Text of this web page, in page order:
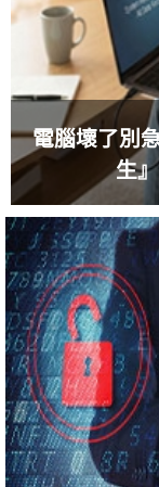
電腦壞了別
生